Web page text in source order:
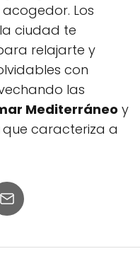
Los
ciudad te
relajarte y
con
las
Mediterráneo y
que caracteriza a